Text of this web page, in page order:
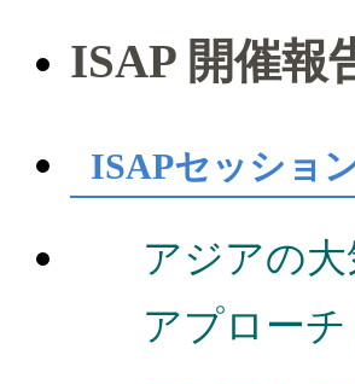
ISAP 開催報
ISAPセッショ
アジアの
アプローチ